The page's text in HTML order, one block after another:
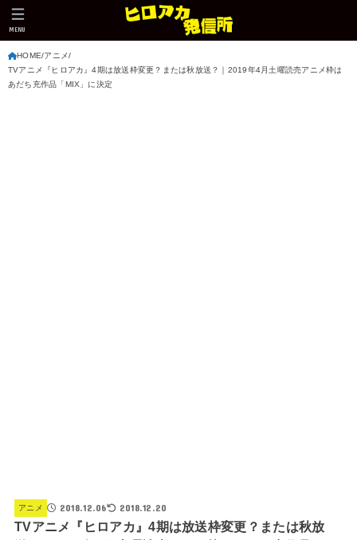
MENU
HOME アニメ
TVアニメ『ヒロアカ』4期は放送枠変更？または秋放送？｜2019年4月土曜読売アニメ枠は
あだち充作品「MIX」に決定
アニメ 2018.12.06 2018.12.20
TVアニメ『ヒロアカ』4期は放送枠変更？または秋放